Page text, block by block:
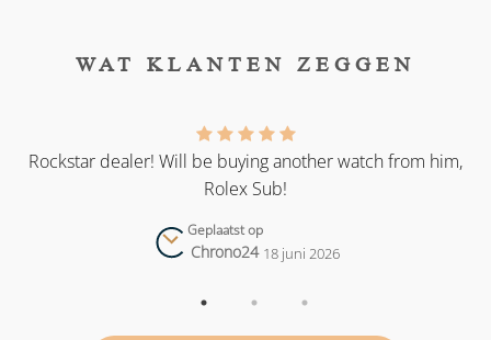
WAT KLANTEN ZEGGEN
Rockstar dealer! Will be buying another watch from him,
Rolex Sub!
Geplaatst op
Chrono24 18 juni 2026